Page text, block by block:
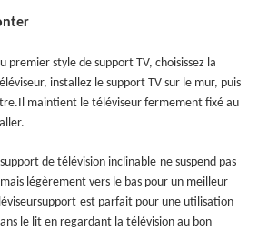
premier style de support TV, choisissez la
installez le support TV sur le mur, puis
maintient le téléviseur fermement fixé au
support de télévision inclinable ne suspend pas
légèrement vers le bas pour un meilleur
support est parfait pour une utilisation
le lit en regardant la télévision au bon